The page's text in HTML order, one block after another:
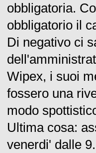
obbligatoria.
obbligatorio il
Di negativo ci
Wipex, i suoi
fossero una
modo
Ultima cosa:
venerdi' dalle